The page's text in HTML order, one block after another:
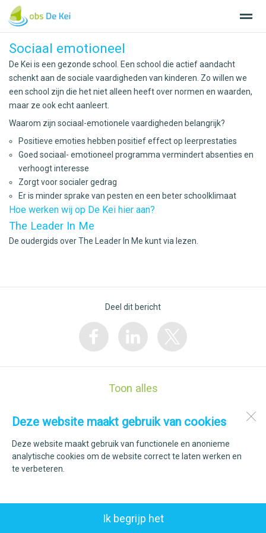
Home Nieuws Agenda Bellen
Deze website maakt gebruik van cookies
Deze website maakt gebruik van functionele en anonieme
analytische cookies om de website correct te laten werken en
te verbeteren.
Ik begrijp het
Sociaal emotioneel
De Kei is een gezonde school. Een school die actief aandacht
schenkt aan de sociale vaardigheden van kinderen. Zo willen we
een school zijn die het niet alleen heeft over normen en waarden,
maar ze ook echt aanleert.
Waarom zijn sociaal-emotionele vaardigheden belangrijk?
Positieve emoties hebben positief effect op leerprestaties
Goed sociaal- emotioneel programma vermindert absenties en
verhoogt interesse
Zorgt voor socialer gedrag
Er is minder sprake van pesten en een beter schoolklimaat
Hoe werken wij op De Kei hier aan?
The Leader In Me
De oudergids over The Leader In Me kunt via lezen.
Deel dit bericht
Toon alles
Kindcentrum Op De Elft
Elft 53
1777 AC Hippolytushoef
ZUSeF vormgeving |Ziber DS4